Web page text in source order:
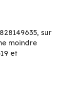
de
à partir du
se connectant